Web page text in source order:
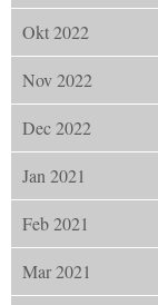
Okt 2022
Nov 2022
Dec 2022
Jan 2021
Feb 2021
Mar 2021